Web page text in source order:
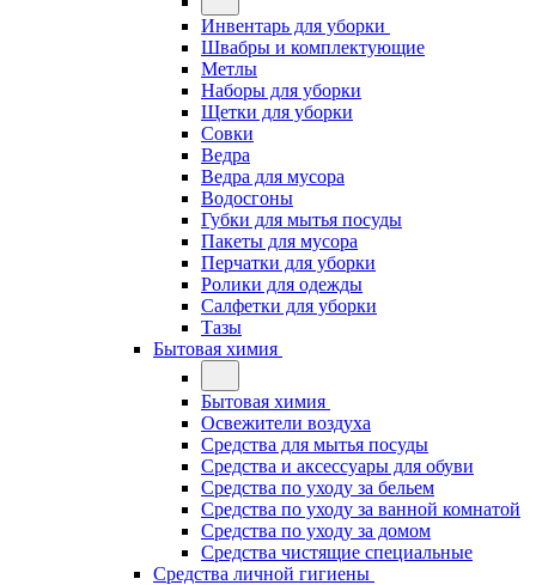
Инвентарь для уборки
Швабры и комплектующие
Метлы
Наборы для уборки
Щетки для уборки
Совки
Ведра
Ведра для мусора
Водосгоны
Губки для мытья посуды
Пакеты для мусора
Перчатки для уборки
Ролики для одежды
Салфетки для уборки
Тазы
Бытовая химия
Бытовая химия
Освежители воздуха
Средства для мытья посуды
Средства и аксессуары для обуви
Средства по уходу за бельем
Средства по уходу за ванной комнатой
Средства по уходу за домом
Средства чистящие специальные
Средства личной гигиены